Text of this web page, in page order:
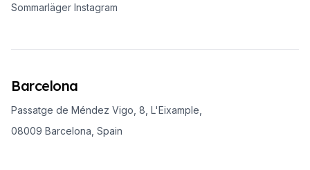
Sommarläger Instagram
Barcelona
Passatge de Méndez Vigo, 8, L'Eixample,
08009 Barcelona, Spain